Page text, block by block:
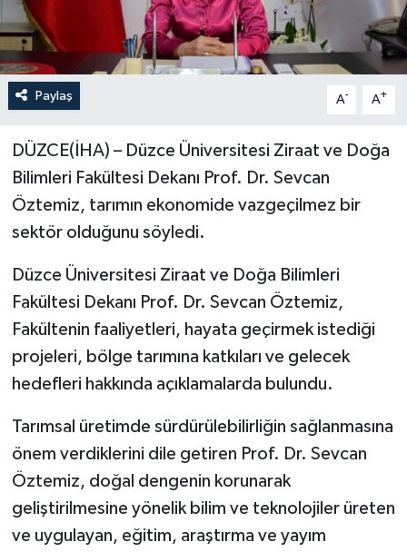
Paylaş A- A+
DÜZCE(İHA) – Düzce Üniversitesi Ziraat ve Doğa
Bilimleri Fakültesi Dekanı Prof. Dr. Sevcan
Öztemiz, tarımın ekonomide vazgeçilmez bir
sektör olduğunu söyledi.
Düzce Üniversitesi Ziraat ve Doğa Bilimleri
Fakültesi Dekanı Prof. Dr. Sevcan Öztemiz,
Fakültenin faaliyetleri, hayata geçirmek istediği
projeleri, bölge tarımına katkıları ve gelecek
hedefleri hakkında açıklamalarda bulundu.
Tarımsal üretimde sürdürülebilirliğin sağlanmasına
önem verdiklerini dile getiren Prof. Dr. Sevcan
Öztemiz, doğal dengenin korunarak
geliştirilmesine yönelik bilim ve teknolojiler üreten
ve uygulayan, eğitim, araştırma ve yayım